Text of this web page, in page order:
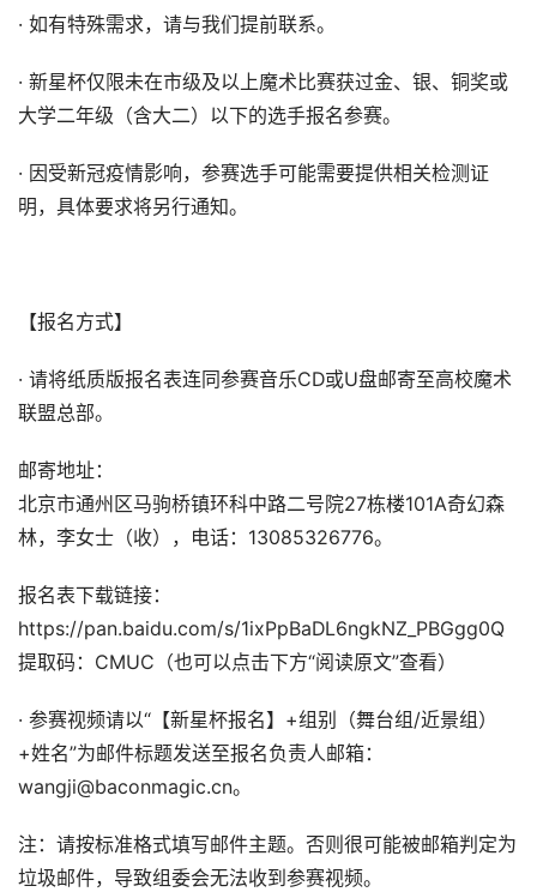
· 如有特殊需求，请与我们提前联系。
· 新星杯仅限未在市级及以上魔术比赛获过金、银、铜奖或
大学二年级（含大二）以下的选手报名参赛。
· 因受新冠疫情影响，参赛选手可能需要提供相关检测证
明，具体要求将另行通知。
【报名方式】
· 请将纸质版报名表连同参赛音乐CD或U盘邮寄至高校魔术
联盟总部。
邮寄地址：
北京市通州区马驹桥镇环科中路二号院27栋楼101A奇幻森
林，李女士（收），电话：13085326776。
报名表下载链接：
https://pan.baidu.com/s/1ixPpBaDL6ngkNZ_PBGgg0Q
提取码：CMUC（也可以点击下方“阅读原文”查看）
· 参赛视频请以“【新星杯报名】+组别（舞台组/近景组）
+姓名”为邮件标题发送至报名负责人邮箱：
wangji@baconmagic.cn。
注：请按标准格式填写邮件主题。否则很可能被邮箱判定为
垃圾邮件，导致组委会无法收到参赛视频。